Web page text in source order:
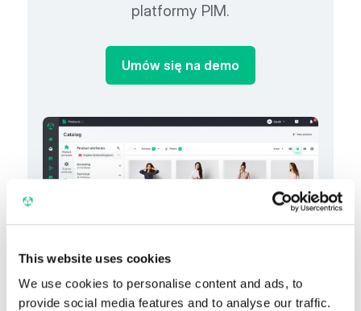
This website uses cookies
We use cookies to personalise content and ads, to
provide social media features and to analyse our traffic.
platformy PIM.
Umów się na demo